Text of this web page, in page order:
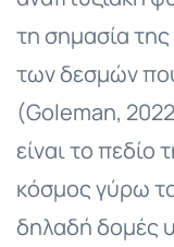
τη σημασία
των δεσμών
(Goleman,
είναι το πεδίο
κόσμος γύρω
δηλαδή δομές